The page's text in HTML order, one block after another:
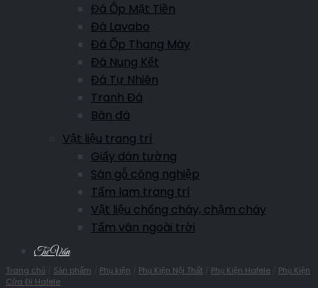
Đá Ốp Mặt Tiền
Đá Lavabo
Đá Ốp Thang Máy
Đá Nung Kết
Đá Tự Nhiên
Tranh Đá
Bàn đá
Vật liệu trang trí
Giấy dán tường
Sàn gỗ công nghiệp
Tấm lam trang trí
Vật liệu chống cháy, chậm cháy
Tấm ván ngoài trời
Tư Vấn
Trang chủ Sản phẩm Phụ kiện Phụ Kiện Nội Thất Phụ Kiện Hafele
Phụ Kiện
Cửa Đi Hafele